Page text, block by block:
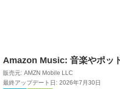
Amazon Music: 音楽やポッ
販売元: AMZN Mobile LLC
最終アップデート日: 2026年7月30日